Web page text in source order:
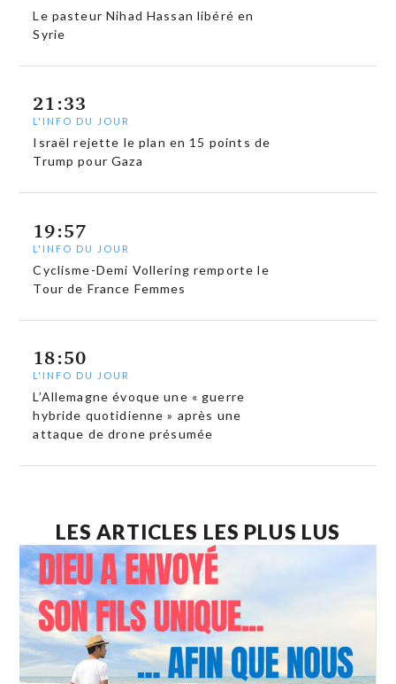
Le pasteur Nihad Hassan libéré en
Syrie
21:33
L'INFO DU JOUR
Israël rejette le plan en 15 points de
Trump pour Gaza
19:57
L'INFO DU JOUR
Cyclisme-Demi Vollering remporte le
Tour de France Femmes
18:50
L'INFO DU JOUR
L’Allemagne évoque une « guerre
hybride quotidienne » après une
attaque de drone présumée
LES ARTICLES LES PLUS LUS